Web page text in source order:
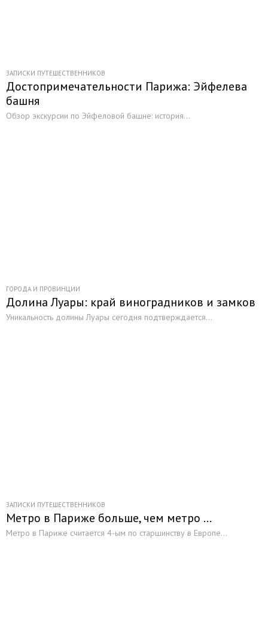
ЗАПИСКИ ПУТЕШЕСТВЕННИКОВ
Достопримечательности Парижа: Эйфелева
башня
Обзор экскурсии по Эйфеловой башне: история...
ГОРОДА И ПРОВИНЦИИ
Долина Луары: край виноградников и замков
Уникальность долины Луары сегодня подтверждается...
ЗАПИСКИ ПУТЕШЕСТВЕННИКОВ
Метро в Париже больше, чем метро …
Метро в Париже считается 4-ым по старшинству в Европе...